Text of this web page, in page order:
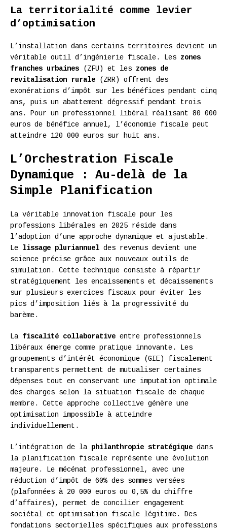
La territorialité comme levier
d’optimisation
L’installation dans certains territoires devient un
véritable outil d’ingénierie fiscale. Les zones
franches urbaines (ZFU) et les zones de
revitalisation rurale (ZRR) offrent des
exonérations d’impôt sur les bénéfices pendant cinq
ans, puis un abattement dégressif pendant trois
ans. Pour un professionnel libéral réalisant 80 000
euros de bénéfice annuel, l’économie fiscale peut
atteindre 120 000 euros sur huit ans.
L’Orchestration Fiscale
Dynamique : Au-delà de la
Simple Planification
La véritable innovation fiscale pour les
professions libérales en 2025 réside dans
l’adoption d’une approche dynamique et ajustable.
Le lissage pluriannuel des revenus devient une
science précise grâce aux nouveaux outils de
simulation. Cette technique consiste à répartir
stratégiquement les encaissements et décaissements
sur plusieurs exercices fiscaux pour éviter les
pics d’imposition liés à la progressivité du
barème.
La fiscalité collaborative entre professionnels
libéraux émerge comme pratique innovante. Les
groupements d’intérêt économique (GIE) fiscalement
transparents permettent de mutualiser certaines
dépenses tout en conservant une imputation optimale
des charges selon la situation fiscale de chaque
membre. Cette approche collective génère une
optimisation impossible à atteindre
individuellement.
L’intégration de la philanthropie stratégique dans
la planification fiscale représente une évolution
majeure. Le mécénat professionnel, avec une
réduction d’impôt de 60% des sommes versées
(plafonnées à 20 000 euros ou 0,5% du chiffre
d’affaires), permet de concilier engagement
sociétal et optimisation fiscale légitime. Des
fondations sectorielles spécifiques aux professions